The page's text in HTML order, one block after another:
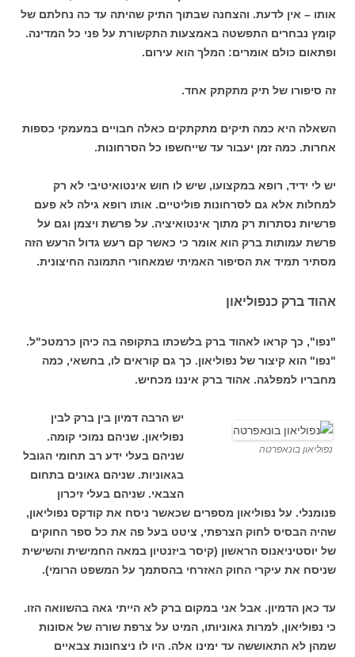
אותו – אין לדעת. והצחנה שבתוך התיק שהיתה עד כה נחלתם של
קומץ נבחרים התפשטה באמצעות התקשורת על פני כל המדינה.
ופתאום כולם אומרים: המלך הוא עירום.
זה סיפורו של תיק מתקתק אחד.
השאלה היא כמה תיקים מתקתקים כאלה חבויים במעמקי כספות
אחרות. כמה זמן יעבור עד שייחשפו כל הסרחונות.
יש לי ידיד, רופא במקצועו, שיש לו חוש אינטואיטיבי לא רק
למחלות אלא גם לסרחונות פוליטיים. אותו רופא גילה לא פעם
פרשיות נסתרות רק מתוך אינטואיציה. על פרשת ויצמן וגם על
פרשת עמותות ברק הוא אומר כי כאשר קם רעש גדול הרעש הזה
מסתיר תמיד את הסיפור האמיתי שמאחורי התמונה החיצונית.
אהוד ברק כנפוליאון
"נפו", כך קראו לאהוד ברק בלשכתו בתקופה בה כיהן כרמטכ"ל.
"נפו" הוא קיצור של נפוליאון. כך גם קוראים לו, בחשאי, כמה
מחבריו למפלגה. אהוד ברק איננו מכחיש.
נפוליאון בונאפרטה
יש הרבה דמיון בין ברק לבין
נפוליאון. שניהם נמוכי קומה.
שניהם בעלי ידע רב תחומי הגובל
בגאוניות. שניהם גאונים בתחום
הצבאי. שניהם בעלי זיכרון
פנומנלי. על נפוליאון מספרים שכאשר ניסח את קודקס נפוליאון,
שהיה הבסיס לחוק הצרפתי, ציטט בעל פה את כל ספר החוקים
של יוסטיניאנוס הראשון (קיסר ביזנטיון במאה החמישית והשישית
שניסח את עיקרי החוק האזרחי בהסתמך על המשפט הרומי).
עד כאן הדמיון. אבל אני במקום ברק לא הייתי גאה בהשוואה הזו.
כי נפוליאון, למרות גאוניותו, המיט על צרפת שורה של אסונות
שמהן לא התאוששה עד ימינו אלה. היו לו ניצחונות צבאיים